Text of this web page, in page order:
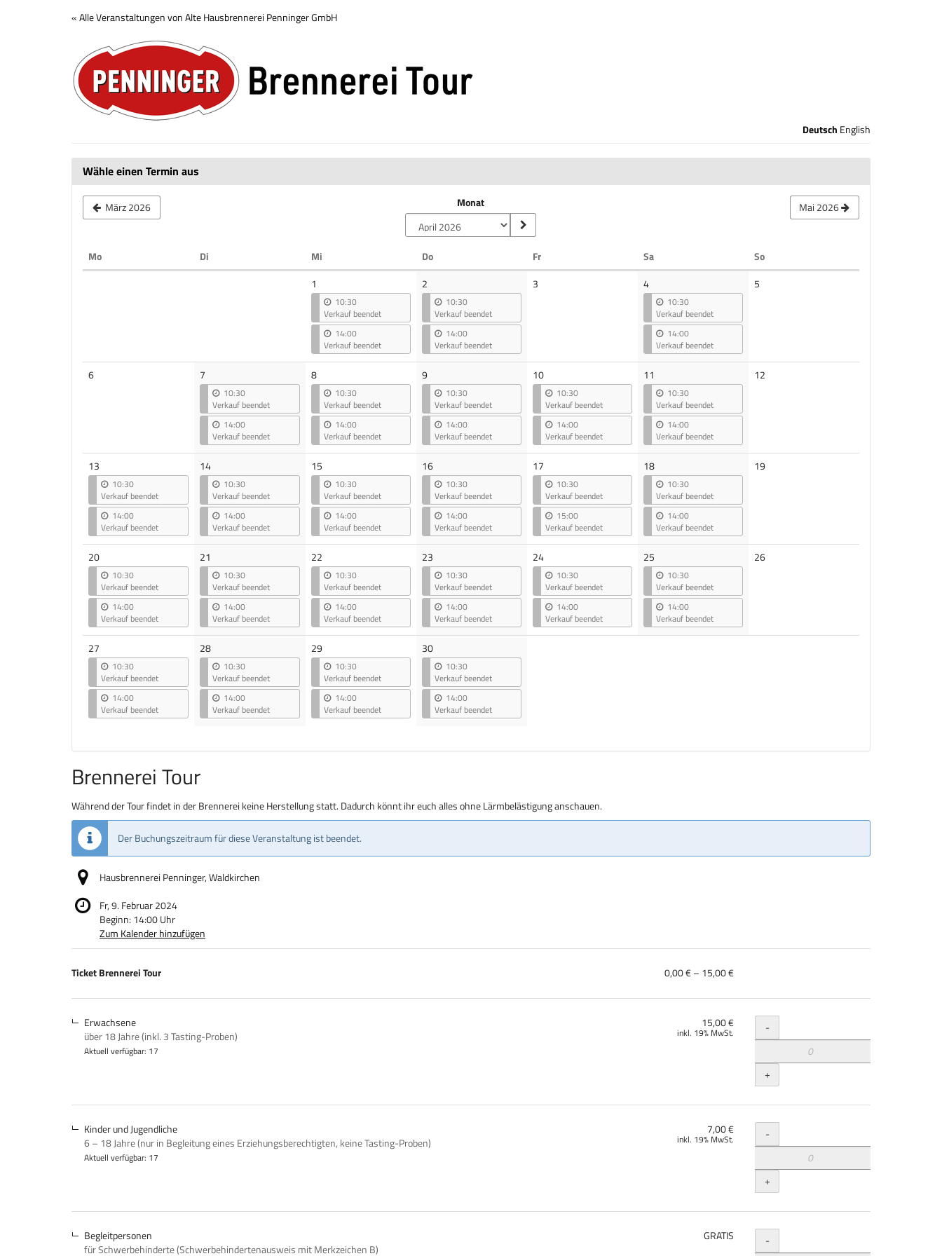
« Alle Veranstaltungen von Alte Hausbrennerei Penninger GmbH
Brennerei
Tour
Deutsch English
Wähle einen Termin aus
März 2026 Monat Mai 2026
MoMontag Di Mi DoDonnerstag FrFreitag SaSamstag SoSonntag
1
10:30
Verkauf beendet
14:00
Verkauf beendet
2
10:30
Verkauf beendet
14:00
Verkauf beendet
3 4
10:30
Verkauf beendet
14:00
Verkauf beendet
5
6Keine
7
10:30
Verkauf beendet
14:00
Verkauf beendet
8
10:30
Verkauf beendet
14:00
Verkauf beendet
9
10:30
Verkauf beendet
14:00
Verkauf beendet
10
10:30
Verkauf beendet
14:00
Verkauf beendet
11
10:30
Verkauf beendet
14:00
Verkauf beendet
12
13
10:30
Verkauf beendet
14:00
Verkauf beendet
14
10:30
Verkauf beendet
14:00
Verkauf beendet
15
10:30
Verkauf beendet
14:00
Verkauf beendet
16
10:30
Verkauf beendet
14:00
Verkauf beendet
17
10:30
Verkauf beendet
15:00
Verkauf beendet
18
10:30
Verkauf beendet
14:00
Verkauf beendet
19Keine
20
10:30
Verkauf beendet
14:00
Verkauf beendet
21
10:30
Verkauf beendet
14:00
Verkauf beendet
22
10:30
Verkauf beendet
14:00
Verkauf beendet
23
10:30
Verkauf beendet
14:00
Verkauf beendet
24
10:30
Verkauf beendet
14:00
Verkauf beendet
25
10:30
Verkauf beendet
14:00
Verkauf beendet
26Keine
27
10:30
Verkauf beendet
14:00
Verkauf beendet
28
10:30
Verkauf beendet
14:00
Verkauf beendet
29
10:30
Verkauf beendet
14:00
Verkauf beendet
30
10:30
Verkauf beendet
14:00
Verkauf beendet
Brennerei Tour
Während der Tour findet in der Brennerei keine Herstellung statt. Dadurch könnt ihr euch alles ohne Lärmbelästigung anschauen.
Der Buchungszeitraum für diese Veranstaltung ist beendet.
Hausbrennerei Penninger, Waldkirchen
Fr, 9. Februar 2024
Beginn: 14:00Uhr
Zum Kalender hinzufügen
Produkte
Produkte
Ticket Brennerei Tour
von
bis
0,00 € – 15,00 €
Erwachsene
über 18 Jahre (inkl. 3 Tasting-Proben)
Aktuell verfügbar: 17
15,00 €
inkl. 19% MwSt. Menge
-
+
Kinder und Jugendliche
6 – 18 Jahre (nur in Begleitung eines Erziehungsberechtigten, keine Tasting-Proben)
Aktuell verfügbar: 17
7,00 €
inkl. 19% MwSt. Menge
-
+
Begleitpersonen
für Schwerbehinderte (Schwerbehindertenausweis mit Merkzeichen B)
GRATIS Menge
-